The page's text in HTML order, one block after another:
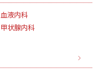
血液内科
甲状腺内科